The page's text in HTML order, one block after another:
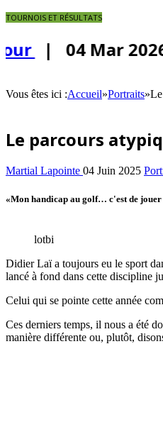
TOURNOIS ET RÉSULTATS
| 04 Mar 2026
Vous êtes ici :Accueil»Portraits»
Le parcours
Martial Lapointe 04 Juin 2025
«Mon handicap au golf… c'est de jouer
lotbi
Didier Laï a toujours eu le sport
lancé à fond dans cette discipline
Celui qui se pointe cette année
Ces derniers temps, il nous a été
manière différente ou, plutôt,